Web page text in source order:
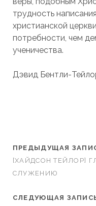
трудность
христианской
потребности, чем
ученичества.
Дэвид Бентли-
ПРЕДЫДУЩАЯ
[ХАЙДСОН ТЕЙЛОР]
СЛУЖЕНИЮ
СЛЕДУЮЩАЯ